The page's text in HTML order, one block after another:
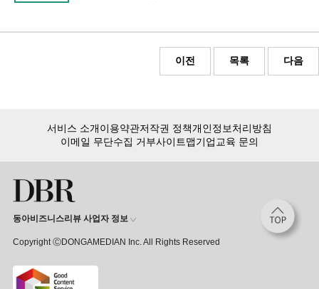
이전 목록 다음
서비스 소개이용약관저작권 정책개인정보처리방침
이메일 무단수집 거부사이트맵기업교육 문의
동아비즈니스리뷰 사업자 정보
Copyright ⒸDONGAMEDIAN Inc. All Rights Reserved